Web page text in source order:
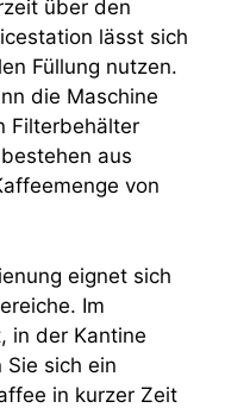
über den
lässt sich
Füllung nutzen.
die Maschine
Filterbehälter
aus
von
eignet sich
Im
in der Kantine
sich ein
in kurzer Zeit